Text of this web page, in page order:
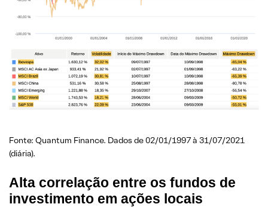
Fonte: Quantum Finance. Dados de 02/01/1997 à 31/07/2021
(diária).
Alta correlação entre os fundos de
investimento em ações locais